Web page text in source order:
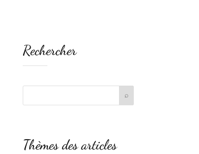
Rechercher
Thèmes des articles